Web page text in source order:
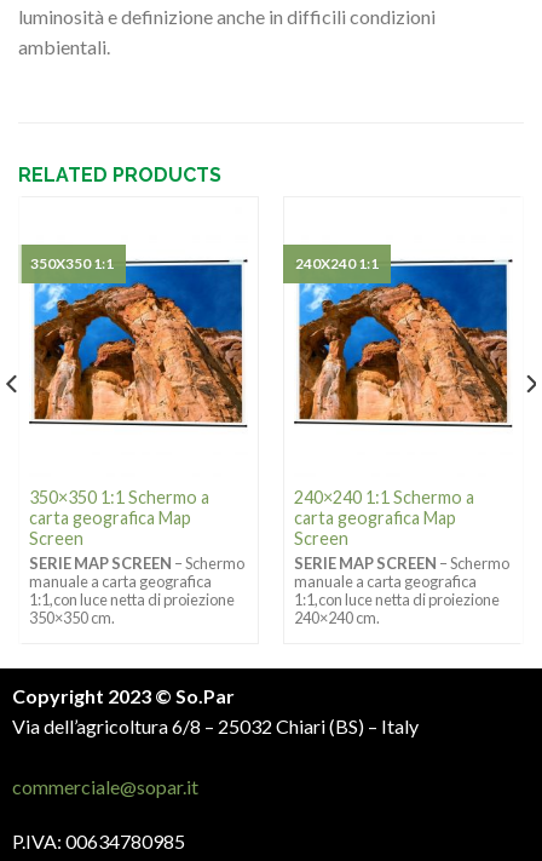
luminosità e definizione anche in difficili condizioni
ambientali.
RELATED PRODUCTS
350×350 1:1 Schermo a
carta geografica Map
Screen
SERIE MAP SCREEN – Schermo
manuale a carta geografica
1:1,con luce netta di proiezione
350×350 cm.
350X350 1:1
240×240 1:1 Schermo a
carta geografica Map
Screen
SERIE MAP SCREEN – Schermo
manuale a carta geografica
1:1,con luce netta di proiezione
240×240 cm.
240X240 1:1
Copyright 2023 © So.Par
Via dell’agricoltura 6/8 – 25032 Chiari (BS) – Italy
commerciale@sopar.it
P.IVA: 00634780985